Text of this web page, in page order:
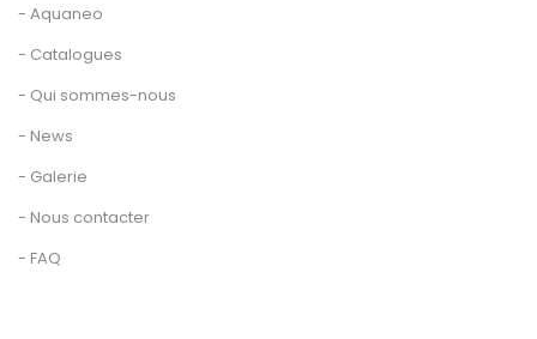
- Aquaneo
- Catalogues
- Qui sommes-nous
- News
- Galerie
- Nous contacter
- FAQ